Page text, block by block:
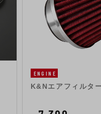
ENGINE
K&Nエアフィルタ